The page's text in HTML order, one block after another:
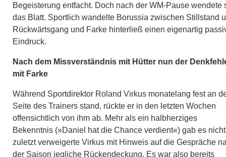
Begeisterung entfacht. Doch nach der WM-Pause wendete
das Blatt. Sportlich wandelte Borussia zwischen Stillstand
Rückwärtsgang und Farke hinterließ einen eigenartig
Eindruck.
Nach dem Missverständnis mit Hütter nun der
mit Farke
Während Sportdirektor Roland Virkus monatelang fest an
Seite des Trainers stand, rückte er in den letzten Wochen
offensichtlich von ihm ab. Mehr als ein halbherziges
Bekenntnis (»Daniel hat die Chance verdient«) gab es
zuletzt verweigerte Virkus mit Hinweis auf die Gespräche
der Saison jegliche Rückendeckung. Es war also bereits